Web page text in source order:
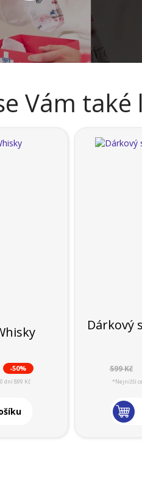
Vám také
-50%
dní 899 Kč
Dárkový
599 Kč
*Nejnižší